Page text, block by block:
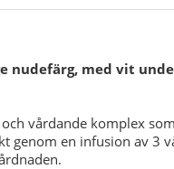
nudefärg, med vit
vårdande komplex
genom en infusion av 3